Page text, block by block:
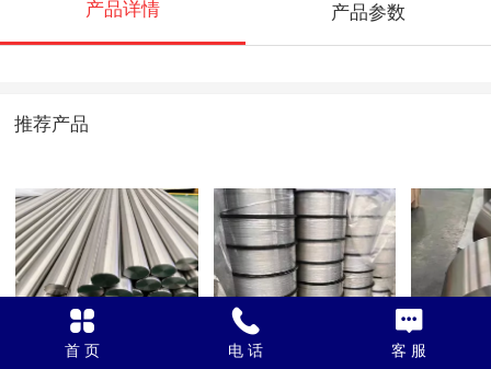
产品详情 产品参数
推荐产品
Gr23 / TC4 ELI TA1 / TA2 盘丝 TC4
首 页 电 话 客 服